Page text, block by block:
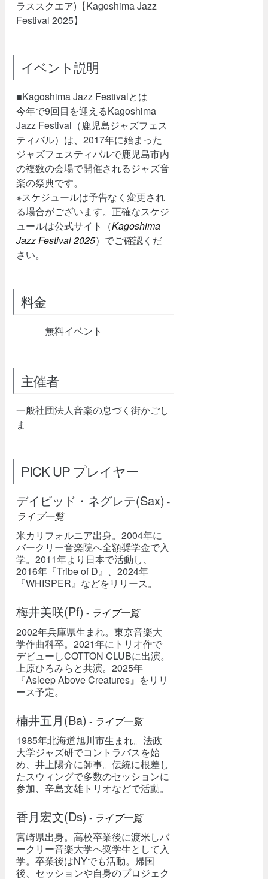
ラススクエア)【Kagoshima Jazz
Festival 2025】
イベント説明
■Kagoshima Jazz Festivalとは
今年で9回目を迎えるKagoshima
Jazz Festival（鹿児島ジャズフェス
ティバル）は、2017年に始まった
ジャズフェスティバルで鹿児島市内
の複数の会場で開催されるジャズ音
楽の祭典です。
※スケジュールは予告なく変更され
る場合がございます。正確なスケジ
ュールは公式サイト（Kagoshima
Jazz Festival 2025）でご確認くだ
さい。
料金
無料イベント
主催者
一般社団法人音楽の息づく街かごし
ま
PICK UP プレイヤー
デイビッド・ネグレテ(Sax) -
ライブ一覧
米カリフォルニア出身。2004年に
バークリー音楽院へ全額奨学金で入
学。2011年より日本で活動し、
2016年『Tribe of D』、2024年
『WHISPER』などをリリース。
梅井美咲(Pf) - ライブ一覧
2002年兵庫県生まれ。東京音楽大
学作曲科卒。2021年にトリオ作で
デビューしCOTTON CLUBに出演。
上原ひろみらと共演。2025年
『Asleep Above Creatures』をリリ
ース予定。
楠井五月(Ba) - ライブ一覧
1985年北海道旭川市生まれ。法政
大学ジャズ研でコントラバスを始
め、井上陽介に師事。伝統に根差し
たスウィングで多数のセッションに
参加、辛島文雄トリオなどで活動。
香月宏文(Ds) - ライブ一覧
宮崎県出身。高校卒業後に渡米しバ
ークリー音楽大学へ奨学生として入
学。卒業後はNYでも活動。帰国
後、セッションや自身のプロジェク